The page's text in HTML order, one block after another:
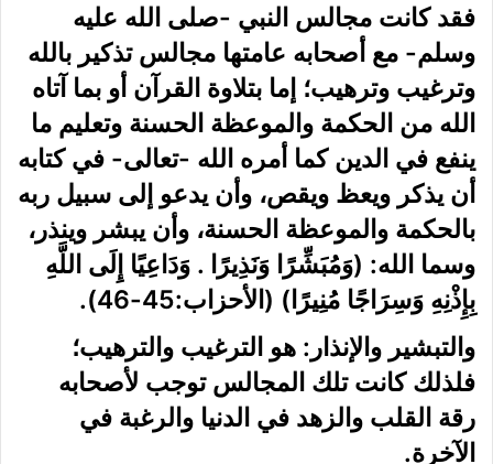
فقد كانت مجالس النبي -صلى الله عليه
وسلم- مع أصحابه عامتها مجالس تذكير بالله
وترغيب وترهيب؛ إما بتلاوة القرآن أو بما آتاه
الله من الحكمة والموعظة الحسنة وتعليم ما
ينفع في الدين كما أمره الله -تعالى- في كتابه
أن يذكر ويعظ ويقص، وأن يدعو إلى سبيل ربه
بالحكمة والموعظة الحسنة، وأن يبشر وينذر،
وسما الله: (وَمُبَشِّرًا وَنَذِيرًا . وَدَاعِيًا إِلَى اللَّهِ
بِإِذْنِهِ وَسِرَاجًا مُنِيرًا) (الأحزاب:45-46)
.
والتبشير والإنذار: هو الترغيب والترهيب؛
فلذلك كانت تلك المجالس توجب لأصحابه
رقة القلب والزهد في الدنيا والرغبة في
الآخرة.